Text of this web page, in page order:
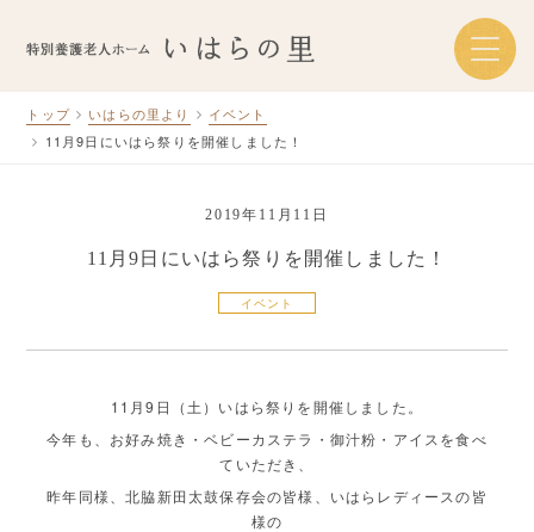
トップ いはらの里より
イベント
11月9日にいはら祭りを開催しました！
2019年11月11日
11月9日にいはら祭りを開催しました！
イベント
11月9日（土）いはら祭りを開催しました。
今年も、お好み焼き・ベビーカステラ・御汁粉・アイスを食べ
ていただき、
昨年同様、北脇新田太鼓保存会の皆様、いはらレディースの皆
様の